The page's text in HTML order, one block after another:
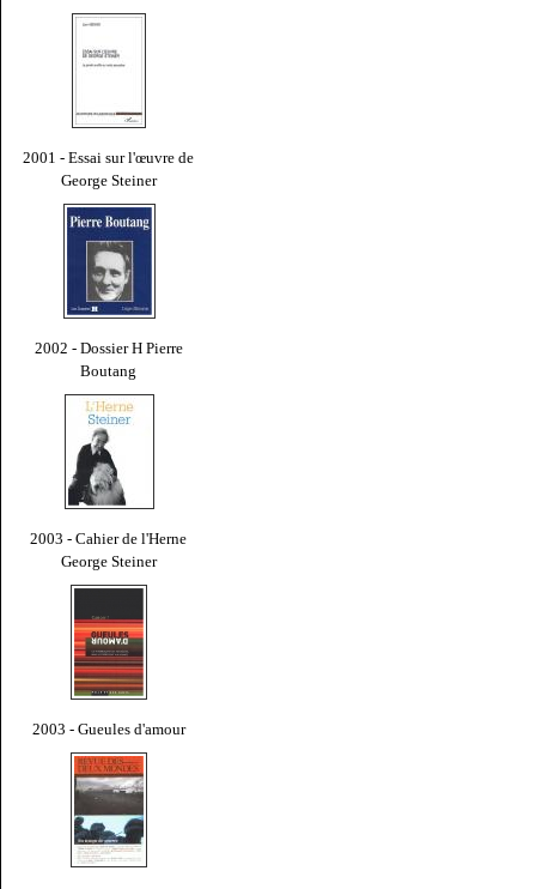
2001 - Essai sur l'œuvre de
George Steiner
2002 - Dossier H Pierre
Boutang
2003 - Cahier de l'Herne
George Steiner
2003 - Gueules d'amour